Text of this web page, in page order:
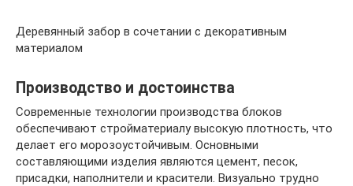
Деревянный забор в сочетании с декоративным
материалом
Производство и достоинства
Современные технологии производства блоков
обеспечивают стройматериалу высокую плотность, что
делает его морозоустойчивым. Основными
составляющими изделия являются цемент, песок,
присадки, наполнители и красители. Визуально трудно